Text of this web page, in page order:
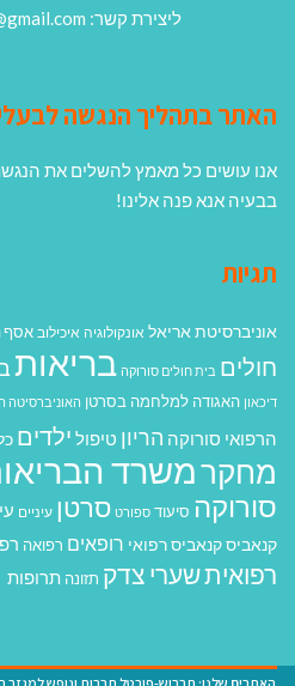
ליצירת קשר: Avihai.ZoomAt@gmail.com
האתר בתהליך הנגשה לבעלי
אנו עושים כל מאמץ להשלים את
בבעיה אנא פנה אלינו!
תגיות
אוניברסיטת אריאל אונקולוגיה איכילוב אסף
חולים בית חולים סורוקה בריאות
דיכאון האגודה למלחמה בסרטן האוניברסיטה
הרפואי סורוקה הריון טיפול ילדים
מחקרמשרד
סורוקה סיעוד ספורט סרטן עיניים
קנאביסקנאביס רפואי רופאים רפואה
רפואיתשערי צדק תזונה תרופות
האתרים שלנו: תרבוש-פורטל תרבות ונופש למגזר